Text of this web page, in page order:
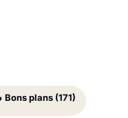
Bons plans (171)